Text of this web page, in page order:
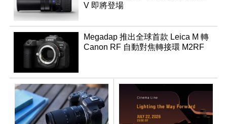
V 即將登場
Megadap 推出全球首款 Leica M 轉
Canon RF 自動對焦轉接環 M2RF